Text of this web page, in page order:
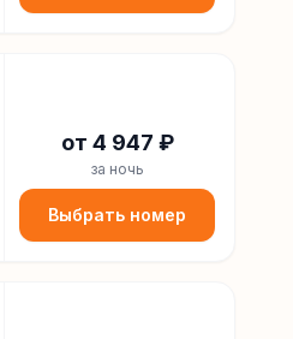
от 4 947 ₽
за ночь
Выбрать номер